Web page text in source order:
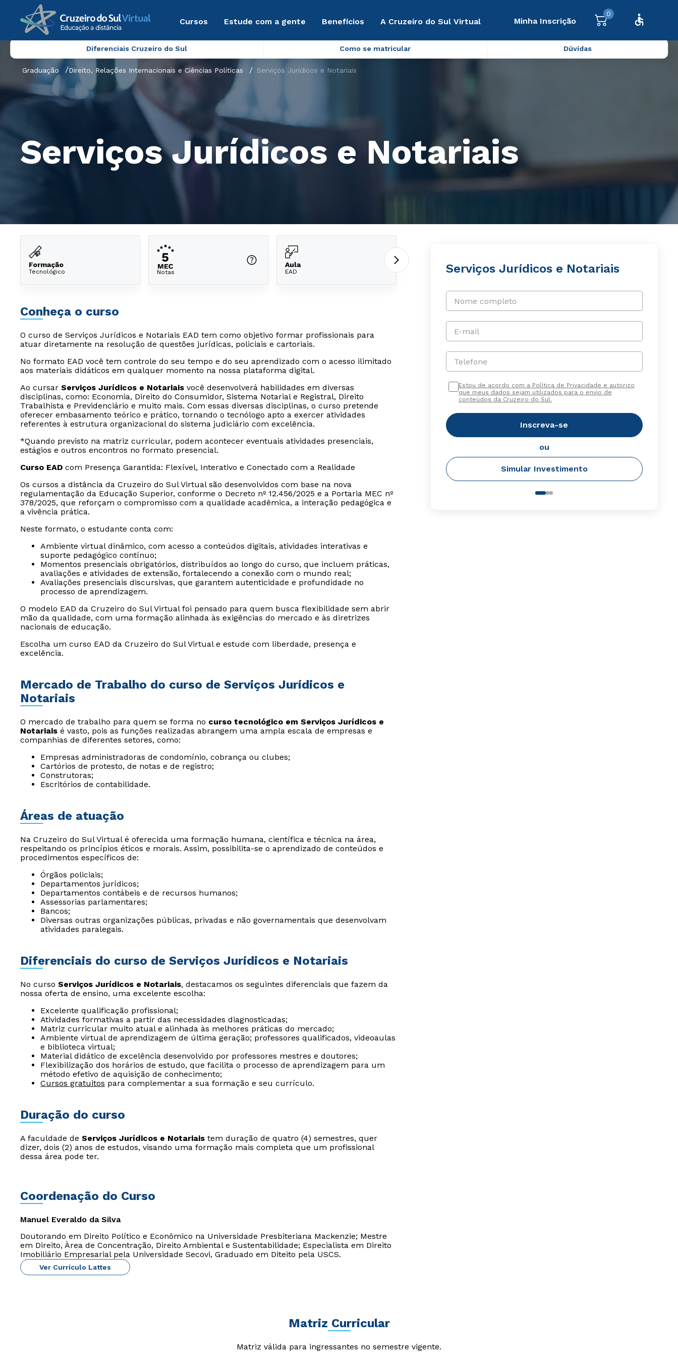
Cursos Estude com a gente Benefícios A Cruzeiro do Sul Virtual Minha Inscrição
0
Diferenciais Cruzeiro do Sul Como se matricular Dúvidas
Graduação Direito, Relações Internacionais e Ciências Políticas Serviços Jurídicos e Notariais
Serviços Jurídicos e Notariais
Formação
Tecnológico Notas
Aula
EAD
Conheça o curso
O curso de Serviços Jurídicos e Notariais EAD tem como objetivo formar profissionais para
atuar diretamente na resolução de questões jurídicas, policiais e cartoriais.
No formato EAD você tem controle do seu tempo e do seu aprendizado com o acesso ilimitado
aos materiais didáticos em qualquer momento na nossa plataforma digital.
Ao cursar Serviços Jurídicos e Notariais você desenvolverá habilidades em diversas
disciplinas, como: Economia, Direito do Consumidor, Sistema Notarial e Registral, Direito
Trabalhista e Previdenciário e muito mais. Com essas diversas disciplinas, o curso pretende
oferecer embasamento teórico e prático, tornando o tecnólogo apto a exercer atividades
referentes à estrutura organizacional do sistema judiciário com excelência.
*Quando previsto na matriz curricular, podem acontecer eventuais atividades presenciais,
estágios e outros encontros no formato presencial.
Curso EAD com Presença Garantida: Flexível, Interativo e Conectado com a Realidade
Os cursos a distância da Cruzeiro do Sul Virtual são desenvolvidos com base na nova
regulamentação da Educação Superior, conforme o Decreto nº 12.456/2025 e a Portaria MEC nº
378/2025, que reforçam o compromisso com a qualidade acadêmica, a interação pedagógica e
a vivência prática.
Neste formato, o estudante conta com:
Ambiente virtual dinâmico, com acesso a conteúdos digitais, atividades interativas e
suporte pedagógico contínuo;
Momentos presenciais obrigatórios, distribuídos ao longo do curso, que incluem práticas,
avaliações e atividades de extensão, fortalecendo a conexão com o mundo real;
Avaliações presenciais discursivas, que garantem autenticidade e profundidade no
processo de aprendizagem.
O modelo EAD da Cruzeiro do Sul Virtual foi pensado para quem busca flexibilidade sem abrir
mão da qualidade, com uma formação alinhada às exigências do mercado e às diretrizes
nacionais de educação.
Escolha um curso EAD da Cruzeiro do Sul Virtual e estude com liberdade, presença e
excelência.
Mercado de Trabalho do curso de Serviços Jurídicos e
Notariais
O mercado de trabalho para quem se forma no curso tecnológico em Serviços Jurídicos e
Notariais é vasto, pois as funções realizadas abrangem uma ampla escala de empresas e
companhias de diferentes setores, como:
Empresas administradoras de condomínio, cobrança ou clubes;
Cartórios de protesto, de notas e de registro;
Construtoras;
Escritórios de contabilidade.
Áreas de atuação
Na Cruzeiro do Sul Virtual é oferecida uma formação humana, científica e técnica na área,
respeitando os princípios éticos e morais. Assim, possibilita-se o aprendizado de conteúdos e
procedimentos específicos de:
Órgãos policiais;
Departamentos jurídicos;
Departamentos contábeis e de recursos humanos;
Assessorias parlamentares;
Bancos;
Diversas outras organizações públicas, privadas e não governamentais que desenvolvam
atividades paralegais.
Diferenciais do curso de Serviços Jurídicos e Notariais
No curso Serviços Jurídicos e Notariais, destacamos os seguintes diferenciais que fazem da
nossa oferta de ensino, uma excelente escolha:
Excelente qualificação profissional;
Atividades formativas a partir das necessidades diagnosticadas;
Matriz curricular muito atual e alinhada às melhores práticas do mercado;
Ambiente virtual de aprendizagem de última geração; professores qualificados, videoaulas
e biblioteca virtual;
Material didático de excelência desenvolvido por professores mestres e doutores;
Flexibilização dos horários de estudo, que facilita o processo de aprendizagem para um
método efetivo de aquisição de conhecimento;
Cursos gratuitos para complementar a sua formação e seu currículo.
Duração do curso
A faculdade de Serviços Jurídicos e Notariais tem duração de quatro (4) semestres, quer
dizer, dois (2) anos de estudos, visando uma formação mais completa que um profissional
dessa área pode ter.
Coordenação do Curso
Manuel Everaldo da Silva
Doutorando em Direito Político e Econômico na Universidade Presbiteriana Mackenzie; Mestre
em Direito, Àrea de Concentração, Direito Ambiental e Sustentabilidade; Especialista em Direito
Imobiliário Empresarial pela Universidade Secovi, Graduado em Diteito pela USCS.
Ver Currículo Lattes
Serviços Jurídicos e Notariais
Nome completo
E-mail
Telefone
Estou de acordo com a Política de Privacidade e autorizo
que meus dados sejam utilizados para o envio de
conteúdos da Cruzeiro do Sul.
Inscreva-se
ou
Simular Investimento
Matriz Curricular
Matriz válida para ingressantes no semestre vigente.
WhatsApp
WhatsApp